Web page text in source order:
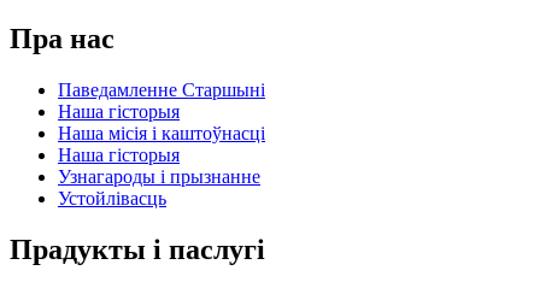
Пра нас
Паведамленне Старшыні
Наша гісторыя
Наша місія і каштоўнасці
Наша гісторыя
Узнагароды і прызнанне
Устойлівасць
Прадукты і паслугі